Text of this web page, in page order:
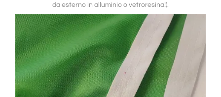
da esterno in alluminio o vetroresina!).